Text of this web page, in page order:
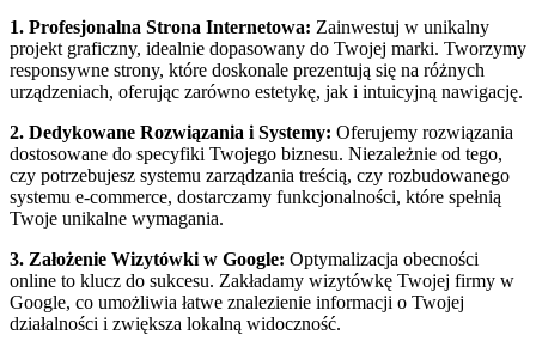
1. Profesjonalna Strona Internetowa: Zainwestuj w unikalny
projekt graficzny, idealnie dopasowany do Twojej marki. Tworzymy
responsywne strony, które doskonale prezentują się na różnych
urządzeniach, oferując zarówno estetykę, jak i intuicyjną nawigację.
2. Dedykowane Rozwiązania i Systemy: Oferujemy rozwiązania
dostosowane do specyfiki Twojego biznesu. Niezależnie od tego,
czy potrzebujesz systemu zarządzania treścią, czy rozbudowanego
systemu e-commerce, dostarczamy funkcjonalności, które spełnią
Twoje unikalne wymagania.
3. Założenie Wizytówki w Google: Optymalizacja obecności
online to klucz do sukcesu. Zakładamy wizytówkę Twojej firmy w
Google, co umożliwia łatwe znalezienie informacji o Twojej
działalności i zwiększa lokalną widoczność.